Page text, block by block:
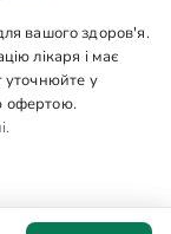
вашого здоров'я.
лікаря і має
уточнюйте у
офертою.